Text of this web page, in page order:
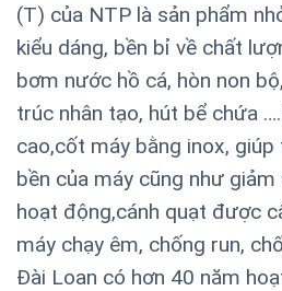
(T) của NTP là sản phẩm
kiểu dáng, bền bỉ về chất
bơm nước hồ cá, hòn non
trúc nhân tạo, hút bể chứa
cao,cốt máy bằng inox,
bền của máy cũng như
hoạt động,cánh quạt được
máy chạy êm, chống run,
Đài Loan có hơn 40 năm